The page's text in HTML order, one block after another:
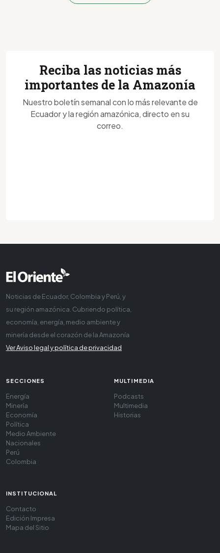
Reciba las noticias más
importantes de la Amazonía
Nuestro boletín semanal con lo más relevante de
Ecuador y la región amazónica, directo en su
correo.
Noticias de Ecuador, Colombia y Perú, y
su región amazónica. Cubriendo política,
economía, energía, medio ambiente y
minería desde el corazón de la Amazonía
Ver Aviso legal y política de privacidad
SECCIONES
Energía
Minería
Economía
Política
Medio Ambiente
Nacionales
Perú
Colombia
MULTIMEDIA
Podcasts
Multimedia
Historias
INSTITUCIONAL
Contacto
Edición Impresa
Mapa del Sitio